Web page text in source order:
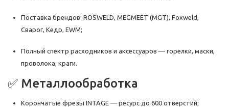
Поставка брендов: ROSWELD, MEGMEET (MGT), Foxweld,
Сварог, Кедр, EWM;
Полный спектр расходников и аксессуаров — горелки, маски,
проволока, краги.
✅ Металлообработка
Корончатые фрезы INTAGE — ресурс до 600 отверстий;